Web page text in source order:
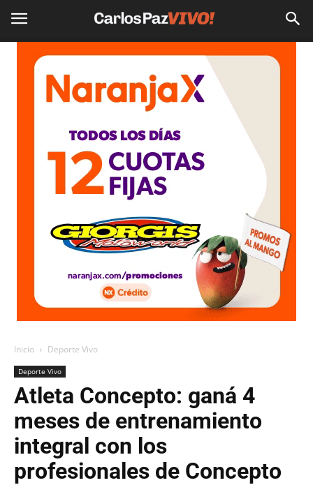
Inicio Deporte Vivo
Deporte Vivo
Atleta Concepto: ganá 4
meses de entrenamiento
integral con los
profesionales de Concepto